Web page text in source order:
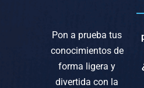
Pon a prueba tus
conocimientos de
forma ligera y
divertida con la